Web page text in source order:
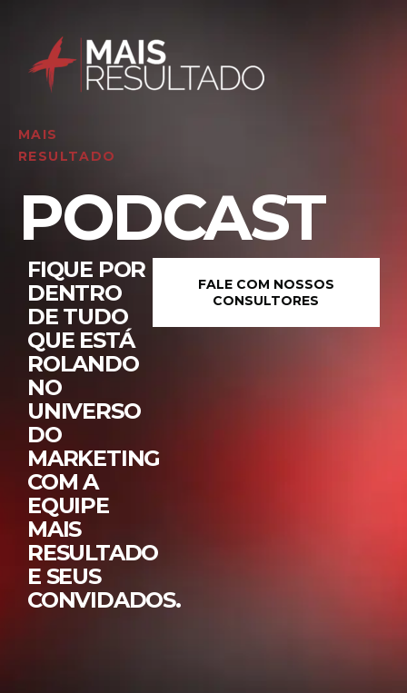
MAIS
RESULTADO
PODCAST
FIQUE POR
DENTRO
DE TUDO
QUE ESTÁ
ROLANDO
NO
UNIVERSO
DO
MARKETING
COM A
EQUIPE
MAIS
RESULTADO
E SEUS
CONVIDADOS.
FALE COM NOSSOS
CONSULTORES